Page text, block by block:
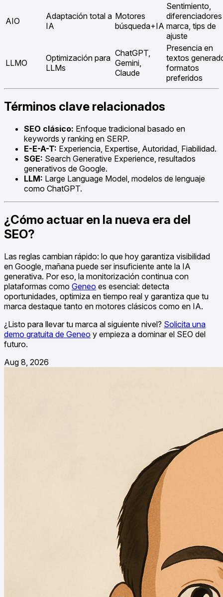
AIO
Adaptación total a
IA
Motores
búsqueda+IA
Sentimiento,
marca, tips de
ajuste
LLMO
Optimización para
LLMs
ChatGPT,
Gemini,
Claude
Presencia en
textos
formatos
preferidos
Términos clave relacionados
SEO clásico: Enfoque tradicional basado en
keywords y ranking en SERP.
E-E-A-T: Experiencia, Expertise, Autoridad, Fiabilidad.
SGE: Search Generative Experience, resultados
generativos de Google.
LLM: Large Language Model, modelos de lenguaje
como ChatGPT.
¿Cómo actuar en la nueva era del
SEO?
Las reglas cambian rápido: lo que hoy garantiza visibilidad
en Google, mañana puede ser insuficiente ante la IA
generativa. Por eso, la monitorización continua con
plataformas como Geneo es esencial: detecta
oportunidades, optimiza en tiempo real y garantiza que tu
marca destaque tanto en motores clásicos como en IA.
¿Listo para llevar tu marca al siguiente nivel? Solicita una
demo gratuita de Geneo y empieza a dominar el SEO del
futuro.
Aug 8, 2026